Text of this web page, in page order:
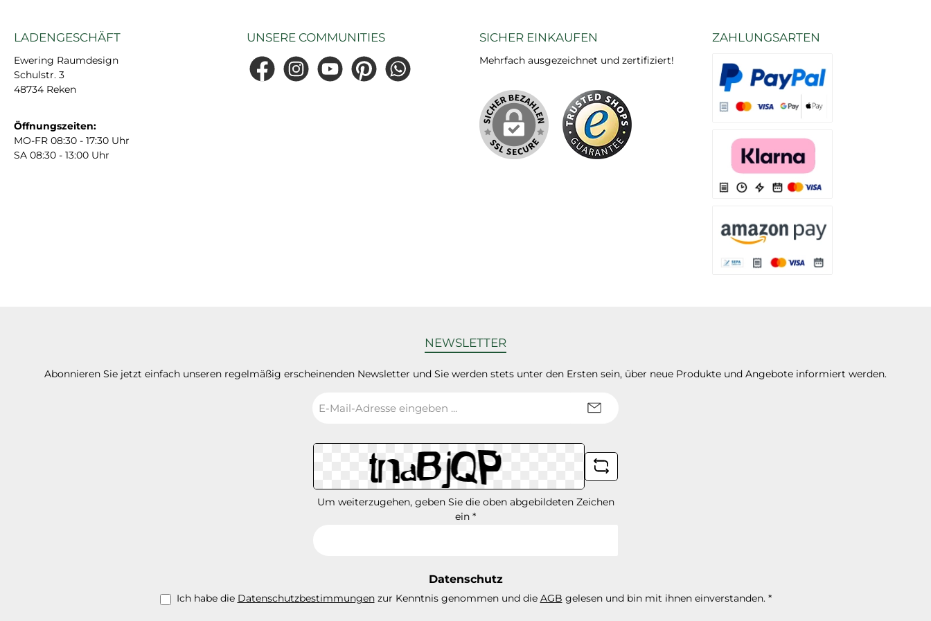
LADENGESCHÄFT
Ewering Raumdesign
Schulstr. 3
48734 Reken
Öffnungszeiten:
MO-FR 08:30 - 17:30 Uhr
SA 08:30 - 13:00 Uhr
UNSERE COMMUNITIES
FacebookInstagramYouTubePinterestWhatsApp
SICHER EINKAUFEN
Mehrfach ausgezeichnet und zertifiziert!
ZAHLUNGSARTEN
NEWSLETTER
Abonnieren Sie jetzt einfach unseren regelmäßig erscheinenden Newsletter und Sie werden stets unter den Ersten sein, über neue Produkte und Angebote informiert werden.
Mail-
*
Um weiterzugehen, geben Sie die oben abgebildeten Zeichen
ein *
Datenschutz
Ich habe die Datenschutzbestimmungenzur Kenntnis genommen und die AGB gelesen und bin mit ihnen einverstanden. *